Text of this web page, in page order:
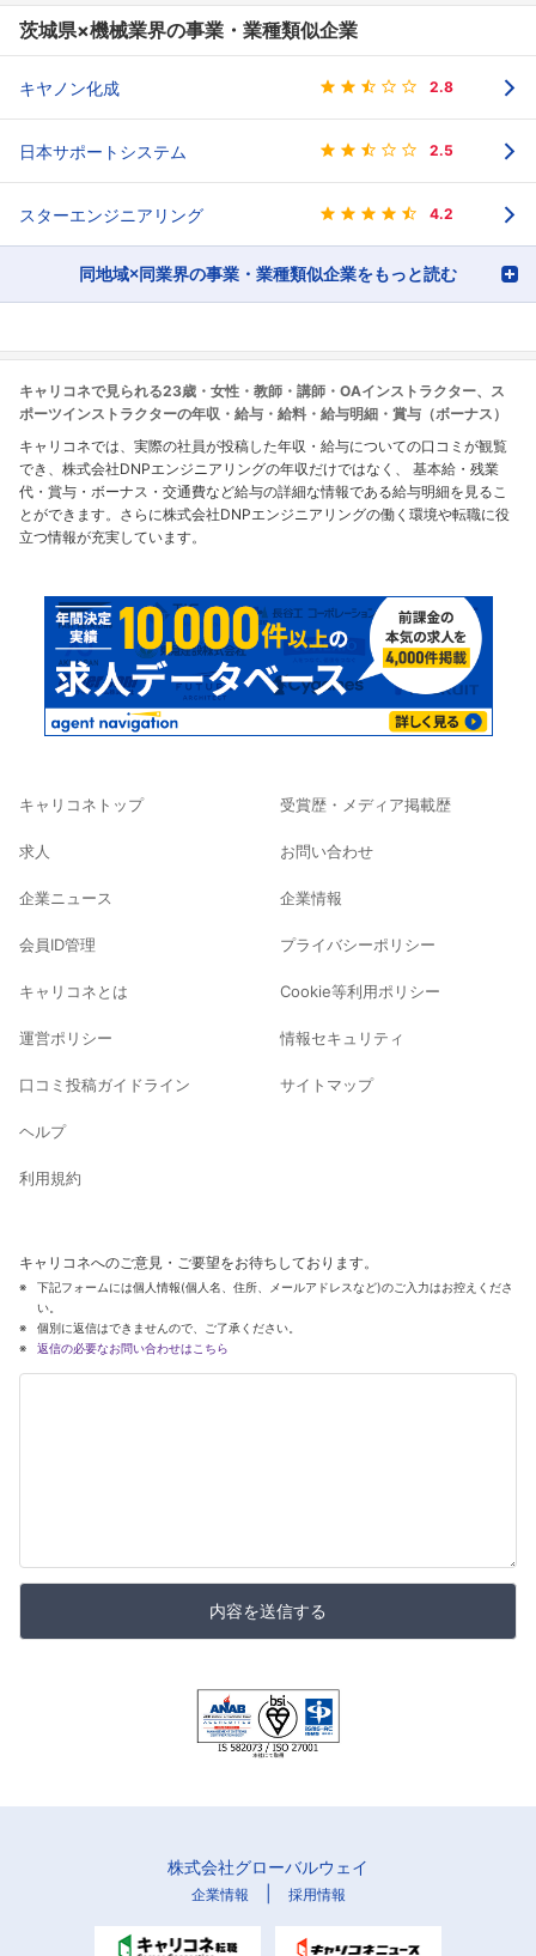
茨城県×機械業界の事業・業種類似企業
キヤノン化成 2.8
日本サポートシステム 2.5
スターエンジニアリング 4.2
同地域×同業界の事業・業種類似企業をもっと読む
キャリコネで見られる23歳・女性・教師・講師・OAインストラクター、ス
ポーツインストラクターの年収・給与・給料・給与明細・賞与（ボーナス）
キャリコネでは、実際の社員が投稿した年収・給与についての口コミが観覧
でき、株式会社DNPエンジニアリングの年収だけではなく、 基本給・残業
代・賞与・ボーナス・交通費など給与の詳細な情報である給与明細を見るこ
とができます。さらに株式会社DNPエンジニアリングの働く環境や転職に役
立つ情報が充実しています。
キャリコネトップ
求人
企業ニュース
会員ID管理
キャリコネとは
運営ポリシー
口コミ投稿ガイドライン
ヘルプ
利用規約
受賞歴・メディア掲載歴
お問い合わせ
企業情報
プライバシーポリシー
Cookie等利用ポリシー
情報セキュリティ
サイトマップ
キャリコネへのご意見・ご要望をお待ちしております。
下記フォームには個人情報(個人名、住所、メールアドレスなど)のご入力はお控えくださ
い。
個別に返信はできませんので、ご了承ください。
返信の必要なお問い合わせはこちら
内容を送信する
株式会社グローバルウェイ
企業情報 採用情報